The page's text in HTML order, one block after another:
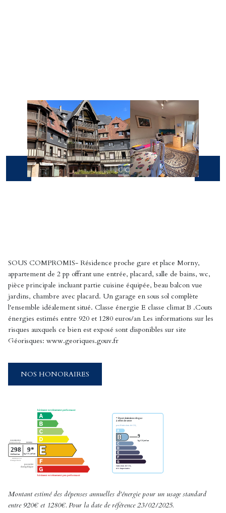
SOUS COMPROMIS- Résidence proche gare et place Morny,
appartement de 2 pp offrant une entrée, placard, salle de bains, wc,
pièce principale incluant partie cuisine équipée, beau balcon vue
jardins, chambre avec placard. Un garage en sous sol complète
l'ensemble idéalement situé. Classe énergie E classe climat B .Couts
énergies estimés entre 920 et 1280 euros/an Les informations sur les
risques auxquels ce bien est exposé sont disponibles sur site
Géorisques: www.georiques.gouv.fr
NOS HONORAIRES
Montant estimé des dépenses annuelles d'énergie pour un usage standard
entre 920€ et 1280€. Pour la date de référence 23/02/2025.